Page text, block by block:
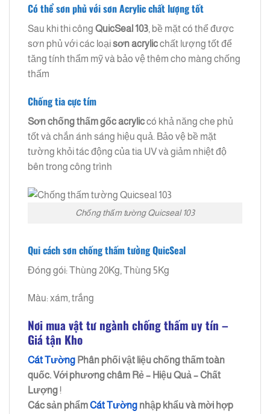
Có thể sơn phủ với sơn Acrylic chất lượng tốt
Sau khi thi công QuicSeal 103, bề mặt có thể được
sơn phủ với các loạisơn acrylicchất lượng tốt để
tăng tính thẩm mỹ và bảo vệ thêm cho màng chống
thấm
Chống tia cực tím
Sơn chống thấm gốc acryliccó khả năng che phủ
tốt và chắn ánh sáng hiệu quả. Bảo vệ bề mặt
tường khỏi tác động của tia UV và giảm nhiệt độ
bên trong công trình
Chống thấm tường Quicseal 103
Qui cách sơn chống thấm tường QuicSeal
Đóng gói: Thùng 20Kg, Thùng 5Kg
Màu: xám, trắng
Nơi mua vật tư ngành chống thấm uy tín –
Giá tận Kho
Cát Tường Phân phối vật liệu chống thấm toàn
quốc. Với phương châm Rẻ – Hiệu Quả – Chất
Lượng !
Các sản phẩmCát Tường nhập khẩu và mời hợp